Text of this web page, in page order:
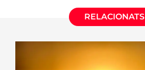
RELACIONATS